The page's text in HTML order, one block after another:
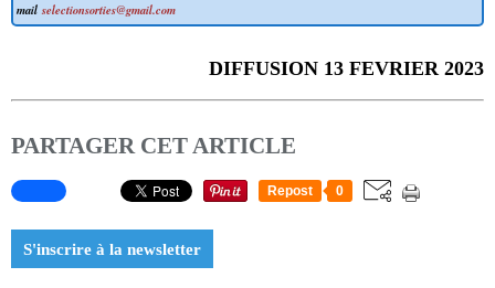
mail selectionsorties@gmail.com
DIFFUSION 13 FEVRIER 2023
PARTAGER CET ARTICLE
Repost 0
S'inscrire à la newsletter